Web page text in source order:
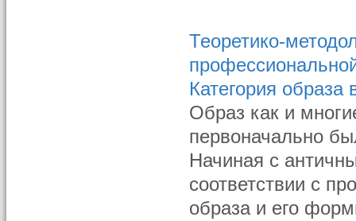
Теоретико-
Категория образа
Образ как и
первоначально
Начиная с
соответствии с
образа и его